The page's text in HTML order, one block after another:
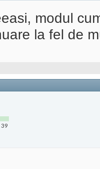
modul
la fel de
39